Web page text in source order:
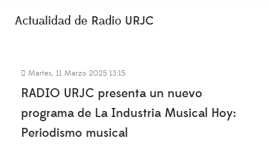
Actualidad de Radio URJC
Martes, 11 Marzo 2025 13:15
RADIO URJC presenta un nuevo
programa de La Industria Musical Hoy:
Periodismo musical